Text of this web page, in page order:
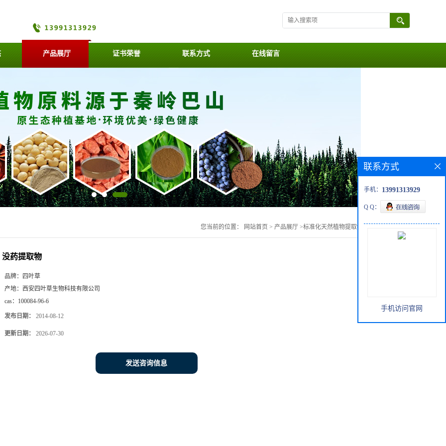
产品展厅 证书荣誉 联系方式 在线留言
您当前的位置： 网站首页 > 产品展厅 >标准化天然植物提取物
没药提取物
品牌：
四叶草
产地： 西安四叶草生物科技有限公司
cas： 100084-96-6
发布日期： 2014-08-12
更新日期： 2026-07-30
发送咨询信息
联系方式
手机： 13991313929
Q Q：
手机访问官网